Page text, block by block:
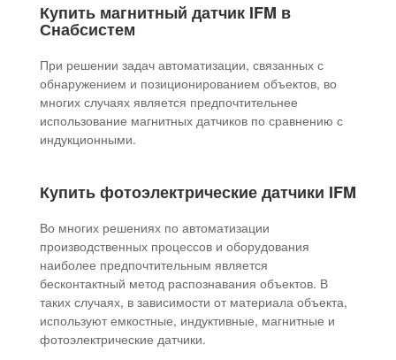
Купить магнитный датчик IFM в
Снабсистем
При решении задач автоматизации, связанных с
обнаружением и позиционированием объектов, во
многих случаях является предпочтительнее
использование магнитных датчиков по сравнению с
индукционными.
Купить фотоэлектрические датчики IFM
Во многих решениях по автоматизации
производственных процессов и оборудования
наиболее предпочтительным является
бесконтактный метод распознавания объектов. В
таких случаях, в зависимости от материала объекта,
используют емкостные, индуктивные, магнитные и
фотоэлектрические датчики.